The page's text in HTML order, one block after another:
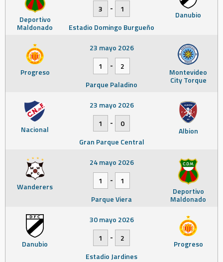
Deportivo
Maldonado
Danubio
3
-
1
Estadio Domingo Burgueño
Progreso Montevideo
City Torque
23 mayo 2026
1
-
2
Parque Paladino
Nacional Albion
23 mayo 2026
1
-
0
Gran Parque Central
Wanderers Deportivo
Maldonado
24 mayo 2026
1
-
1
Parque Viera
Danubio Progreso
30 mayo 2026
1
-
2
Estadio Jardines